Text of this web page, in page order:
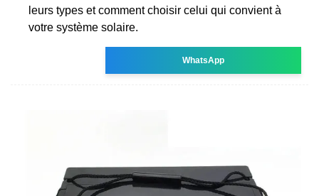
leurs types et comment choisir celui qui convient à
votre système solaire.
WhatsApp